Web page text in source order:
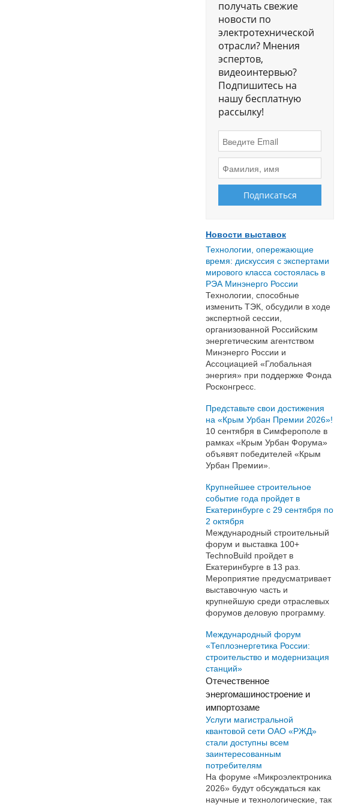
получать свежие
новости по
электротехнической
отрасли? Мнения
эспертов,
видеоинтервью?
Подпишитесь на
нашу бесплатную
рассылку!
Новости выставок
Технологии, опережающие
время: дискуссия с экспертами
мирового класса состоялась в
РЭА Минэнерго России
Технологии, способные
изменить ТЭК, обсудили в ходе
экспертной сессии,
организованной Российским
энергетическим агентством
Минэнерго России и
Ассоциацией «Глобальная
энергия» при поддержке Фонда
Росконгресс.
Представьте свои достижения
на «Крым Урбан Премии 2026»!
10 сентября в Симферополе в
рамках «Крым Урбан Форума»
объявят победителей «Крым
Урбан Премии».
Крупнейшее строительное
событие года пройдет в
Екатеринбурге с 29 сентября по
2 октября
Международный строительный
форум и выставка 100+
TechnoBuild пройдет в
Екатеринбурге в 13 раз.
Мероприятие предусматривает
выставочную часть и
крупнейшую среди отраслевых
форумов деловую программу.
Международный форум
«Теплоэнергетика России:
строительство и модернизация
станций»
Отечественное
энергомашиностроение и
импортозаме
Услуги магистральной
квантовой сети ОАО «РЖД»
стали доступны всем
заинтересованным
потребителям
На форуме «Микроэлектроника
2026» будут обсуждаться как
научные и технологические, так